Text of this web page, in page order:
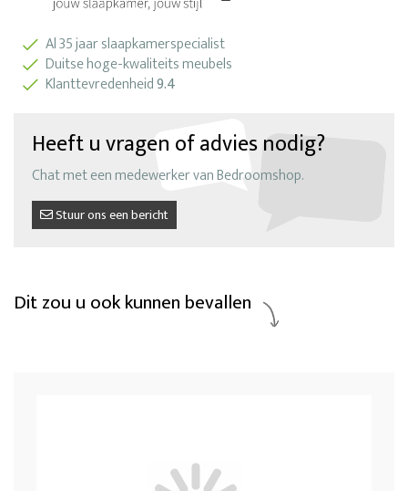
Al 35 jaar slaapkamerspecialist
Duitse hoge-kwaliteits meubels
Klanttevredenheid9.4
Heeft u vragen of advies nodig?
Chat met een medewerker van Bedroomshop.
Stuur ons een bericht
Dit zou u ook kunnen bevallen